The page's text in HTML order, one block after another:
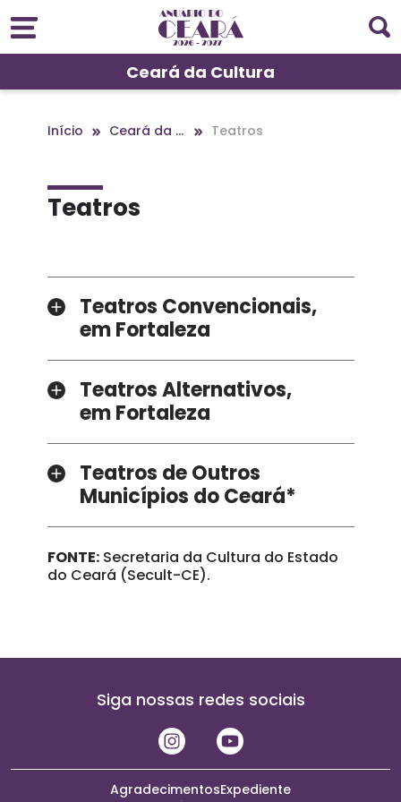
Ceará da Cultura
Início Ceará da Cultura Teatros
Teatros
Teatros Convencionais,
em Fortaleza
Teatros Alternativos,
em Fortaleza
Teatros de Outros
Municípios do Ceará*
FONTE:Secretaria da Cultura do Estado
do Ceará (Secult-CE).
Siga nossas redes sociais
Expediente
Agradecimentos